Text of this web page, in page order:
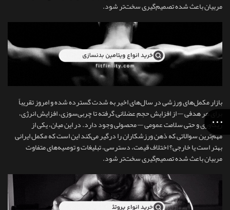
مربیان باعث شده تصمیم‌گیری سخت‌تر شود.
بازار مکمل‌های ورزشی در سال‌های اخیر به شدت گسترده شده و امروز تقریباً
برای هر هدفی — از افزایش حجم عضلانی گرفته تا چربی‌سوزی، افزایش انرژی،
ریکاوری و حتی سلامت عمومی — محصولی وجود دارد. در این میان، یکی از
مهم‌ترین سوالاتی که ذهن ورزشکاران را درگیر می‌کند این است که مکمل ایرانی
بهتر است یا خارجی؟ اختلاف قیمت، دسترسی، تبلیغات و توصیه‌های متفاوت
مربیان باعث شده تصمیم‌گیری سخت‌تر شود.